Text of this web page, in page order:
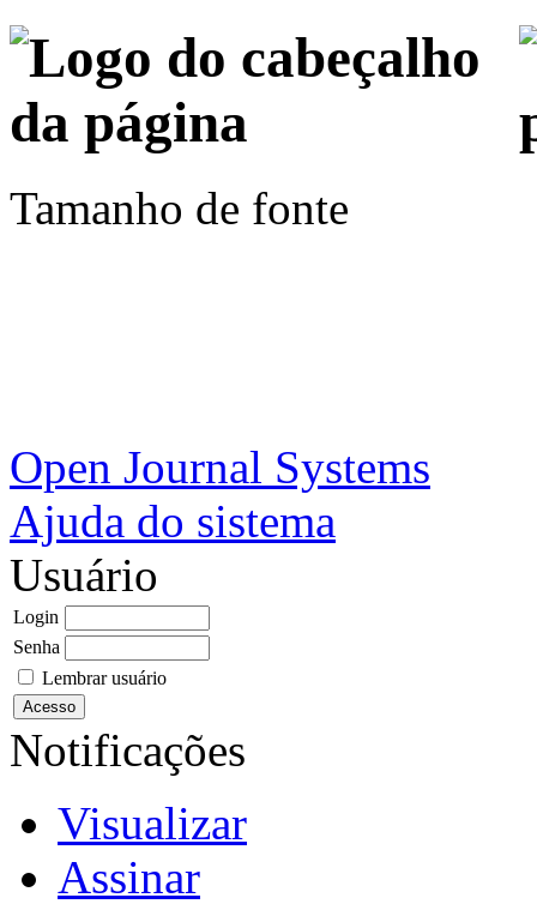
Tamanho de fonte
Open Journal Systems
Ajuda do sistema
Usuário
Login
Senha
Lembrar usuário
Notificações
Visualizar
Assinar